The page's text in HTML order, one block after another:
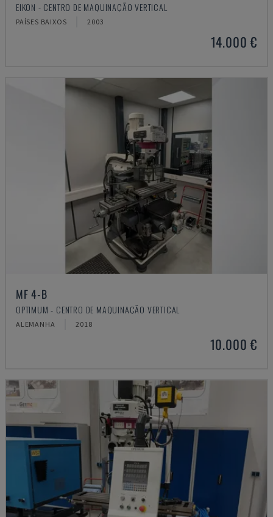
EIKON - CENTRO DE MAQUINAÇÃO VERTICAL
PAÍSES BAIXOS 2003
14.000 €
MF 4-B
OPTIMUM - CENTRO DE MAQUINAÇÃO VERTICAL
ALEMANHA 2018
10.000 €